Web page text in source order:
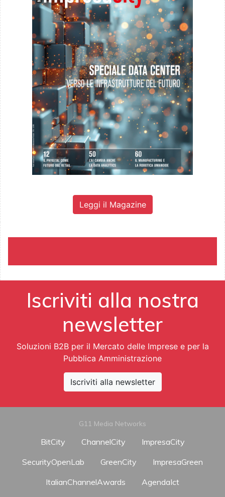
Leggi il Magazine
Iscriviti alla nostra
newsletter
Soluzioni B2B per il Mercato delle Imprese e per la
Pubblica Amministrazione
Iscriviti alla newsletter
G11 Media Networks
BitCity ChannelCity
ImpresaCity
SecurityOpenLab
GreenCity
ImpresaGreen
ItalianChannelAwards
AgendaIct